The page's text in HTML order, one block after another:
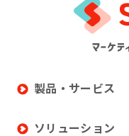
製品・サービス
ソリューション